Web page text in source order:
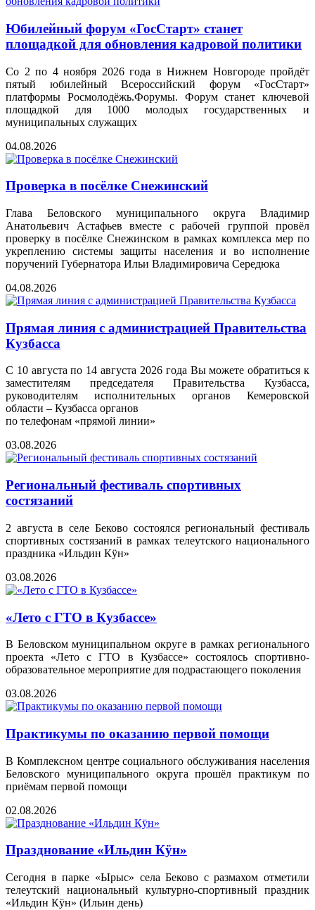
Юбилейный форум «ГосСтарт» станет
площадкой для обновления кадровой политики
Со 2 по 4 ноября 2026 года в Нижнем Новгороде пройдёт
пятый юбилейный Всероссийский форум «ГосСтарт»
платформы Росмолодёжь.Форумы. Форум станет ключевой
площадкой для 1000 молодых государственных и
муниципальных служащих
04.08.2026
Проверка в посёлке Снежинский
Глава Беловского муниципального округа Владимир
Анатольевич Астафьев вместе с рабочей группой провёл
проверку в посёлке Снежинском в рамках комплекса мер по
укреплению системы защиты населения и во исполнение
поручений Губернатора Ильи Владимировича Середюка
04.08.2026
Прямая линия с администрацией Правительства
Кузбасса
С 10 августа по 14 августа 2026 года Вы можете обратиться к
заместителям председателя Правительства Кузбасса,
руководителям исполнительных органов Кемеровской
области – Кузбасса органов
по телефонам «прямой линии»
03.08.2026
Региональный фестиваль спортивных
состязаний
2 августа в селе Беково состоялся региональный фестиваль
спортивных состязаний в рамках телеутского национального
праздника «Ильдин Кӱн»
03.08.2026
«Лето с ГТО в Кузбассе»
В Беловском муниципальном округе в рамках регионального
проекта «Лето с ГТО в Кузбассе» состоялось спортивно-
образовательное мероприятие для подрастающего поколения
03.08.2026
Практикумы по оказанию первой помощи
В Комплексном центре социального обслуживания населения
Беловского муниципального округа прошёл практикум по
приёмам первой помощи
02.08.2026
Празднование «Ильдин Кӱн»
Сегодня в парке «Ырыс» села Беково с размахом отметили
телеутский национальный культурно‑спортивный праздник
«Ильдин Кӱн» (Ильин день)